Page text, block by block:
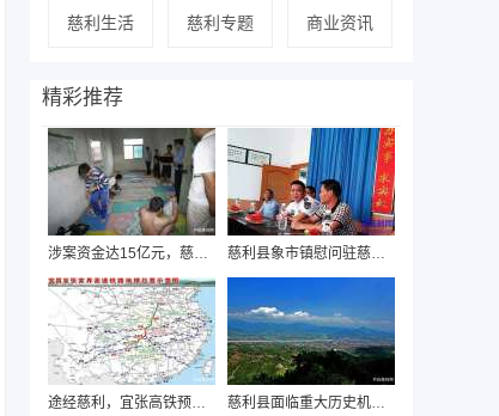
慈利生活 慈利专题 商业资讯
精彩推荐
涉案资金达15亿元，慈利警方近日破获“国通 慈利县象市镇慰问驻慈海军部队迎“八一”
途经慈利，宜张高铁预可行性研究即将启动 慈利县面临重大历史机遇，有望“撤县设市”